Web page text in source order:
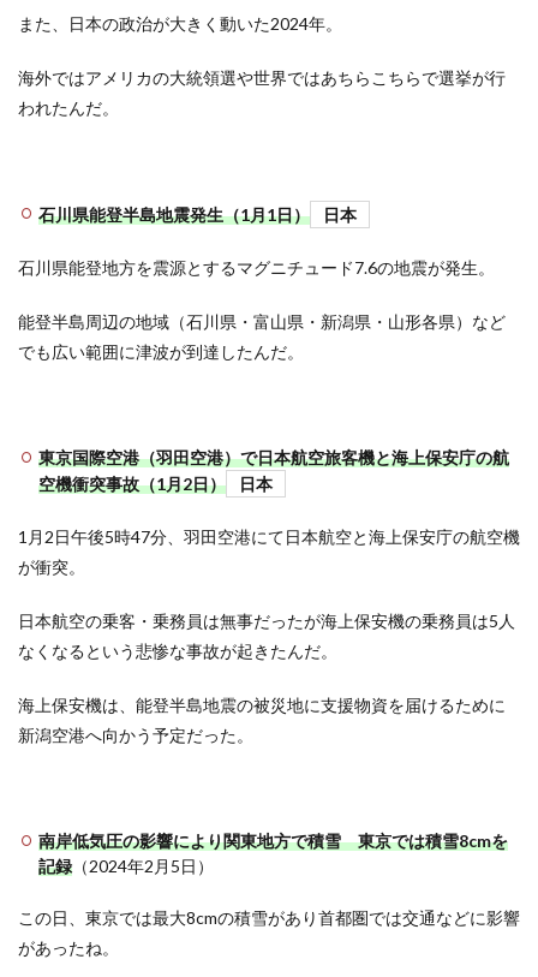
また、日本の政治が大きく動いた2024年。
海外ではアメリカの大統領選や世界ではあちらこちらで選挙が行
われたんだ。
石川県能登半島地震発生（1月1日） 日本
石川県能登地方を震源とするマグニチュード7.6の地震が発生。
能登半島周辺の地域（石川県・富山県・新潟県・山形各県）など
でも広い範囲に津波が到達したんだ。
東京国際空港（羽田空港）で日本航空旅客機と海上保安庁の航
空機衝突事故（1月2日）
日本
1月2日午後5時47分、羽田空港にて日本航空と海上保安庁の航空機
が衝突。
日本航空の乗客・乗務員は無事だったが海上保安機の乗務員は5人
なくなるという悲惨な事故が起きたんだ。
海上保安機は、能登半島地震の被災地に支援物資を届けるために
新潟空港へ向かう予定だった。
南岸低気圧の影響により関東地方で積雪 東京では積雪8cmを
記録 （2024年2月5日）
この日、東京では最大8cmの積雪があり首都圏では交通などに影響
があったね。